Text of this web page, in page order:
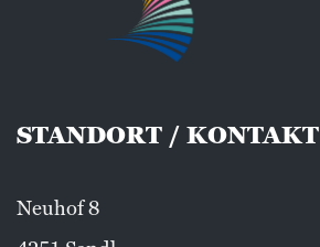
STANDORT / KONTAKT
Neuhof 8